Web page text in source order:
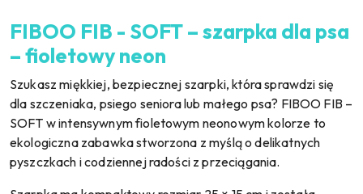
FIBOO FIB - SOFT – szarpka dla psa
– fioletowy neon
Szukasz miękkiej, bezpiecznej szarpki, która sprawdzi się
dla szczeniaka, psiego seniora lub małego psa? FIBOO FIB –
SOFT w intensywnym fioletowym neonowym kolorze to
ekologiczna zabawka stworzona z myślą o delikatnych
pyszczkach i codziennej radości z przeciągania.